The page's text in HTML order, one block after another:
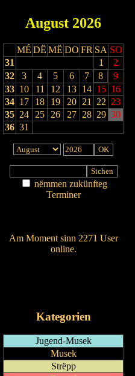
August 2026
MÉ DË MË DO FR SA SO
31
1
2
32
3 4 5 6 7 8
9
33 10 11 12 13 14 15 16
34 17 18 19 20 21 22 23
35 24 25 26 27 28 29 30
36 31
nëmmen zukünfteg
Terminer
Am Moment sinn 2271 User
online.
Kategorien
Jugend-Musek
Musek
Strëpp